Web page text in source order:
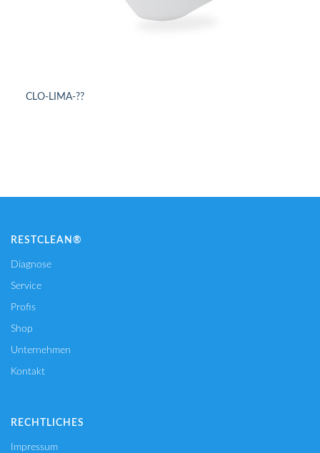
CLO-LIMA-??
RESTCLEAN®
Diagnose
Service
Profis
Shop
Unternehmen
Kontakt
RECHTLICHES
Impressum